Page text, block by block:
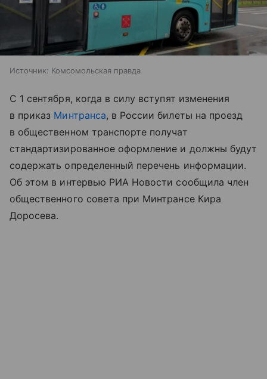
Источник: Комсомольская правда
С 1 сентября, когда в силу вступят изменения
в приказ Минтранса, в России билеты на проезд
в общественном транспорте получат
стандартизированное оформление и должны будут
содержать определенный перечень информации.
Об этом в интервью РИА Новости сообщила член
общественного совета при Минтрансе Кира
Доросева.